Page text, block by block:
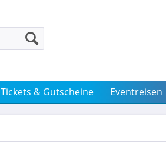
Tickets & Gutscheine Eventreisen